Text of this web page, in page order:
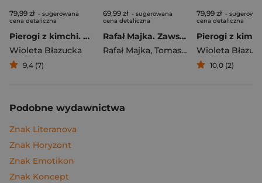
79,99 zł - sugerowana
cena detaliczna
Pierogi z kimchi. Moje ulubione azjatyckie przepisy
Wioleta Błazucka
9,4 (7)
69,99 zł - sugerowana
cena detaliczna
Rafał Majka. Zawsze z przodu. Rozmawia Tomasz Kalemba - książka z autografem
Rafał Majka, Tomasz Kalemba
79,99 zł -
cena detaliczna
Wioleta
10,0 (2)
Podobne wydawnictwa
Znak Literanova
Znak Horyzont
Znak Emotikon
Znak Koncept